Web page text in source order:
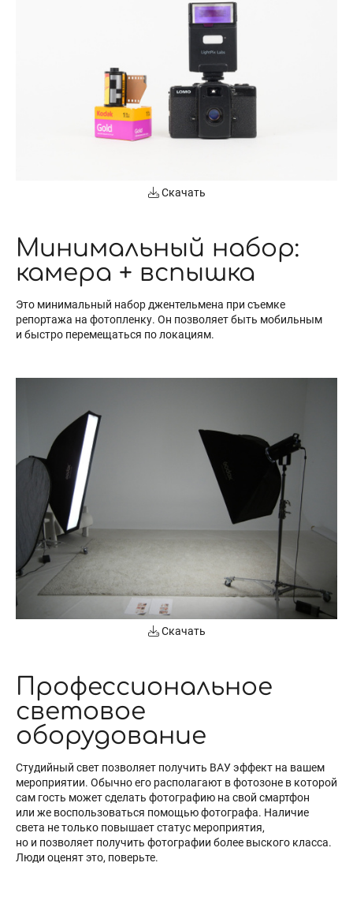
Минимальный набор:
камера + вспышка
Это минимальный набор джентельмена при съемке
репортажа на фотопленку. Он позволяет быть мобильным
и быстро перемещаться по локациям.
Скачать
Профессиональное
световое
оборудование
Студийный свет позволяет получить ВАУ эффект на вашем
мероприятии. Обычно его располагают в фотозоне в которой
сам гость может сделать фотографию на свой смартфон
или же воспользоваться помощью фотографа. Наличие
света не только повышает статус мероприятия,
но и позволяет получить фотографии более выского класса.
Люди оценят это, поверьте.
Скачать